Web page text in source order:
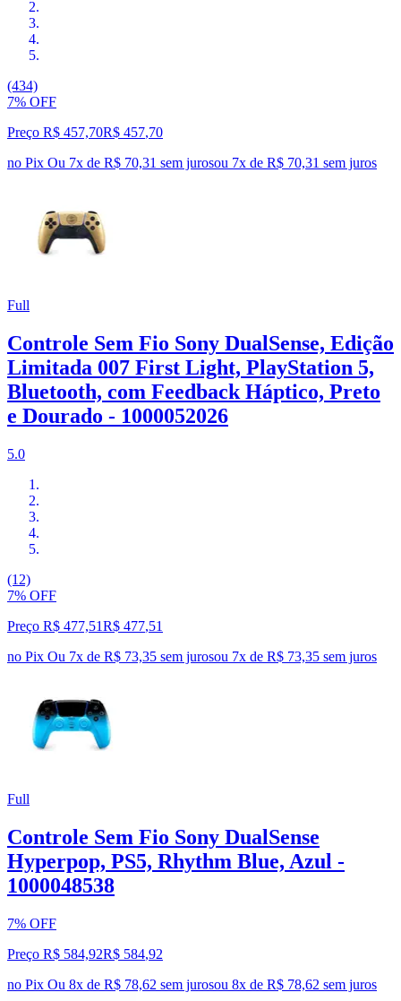
(434)
7% OFF
Preço R$ 457,70R$ 457,70
no Pix Ou 7x de R$ 70,31 sem jurosou 7x de R$ 70,31 sem juros
Full
Controle Sem Fio Sony DualSense, Edição
Limitada 007 First Light, PlayStation 5,
Bluetooth, com Feedback Háptico, Preto
e Dourado - 1000052026
5.0
(12)
7% OFF
Preço R$ 477,51R$ 477,51
no Pix Ou 7x de R$ 73,35 sem jurosou 7x de R$ 73,35 sem juros
Full
Controle Sem Fio Sony DualSense
Hyperpop, PS5, Rhythm Blue, Azul -
1000048538
7% OFF
Preço R$ 584,92R$ 584,92
no Pix Ou 8x de R$ 78,62 sem jurosou 8x de R$ 78,62 sem juros